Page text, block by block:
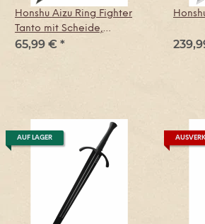
Honshu Aizu Ring Fighter
Tanto mit Scheide,
schwarz
65,99 € *
AUF LAGER